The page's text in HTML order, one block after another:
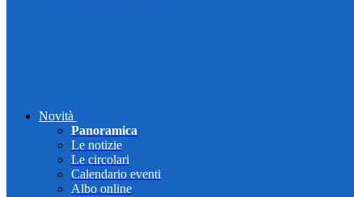
Novità
Panoramica
Le notizie
Le circolari
Calendario eventi
Albo online